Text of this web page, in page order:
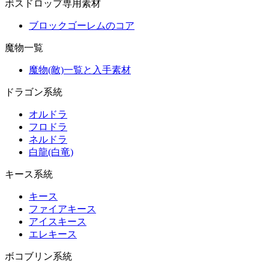
ボスドロップ専用素材
ブロックゴーレムのコア
魔物一覧
魔物(敵)一覧と入手素材
ドラゴン系統
オルドラ
フロドラ
ネルドラ
白龍(白竜)
キース系統
キース
ファイアキース
アイスキース
エレキース
ボコブリン系統